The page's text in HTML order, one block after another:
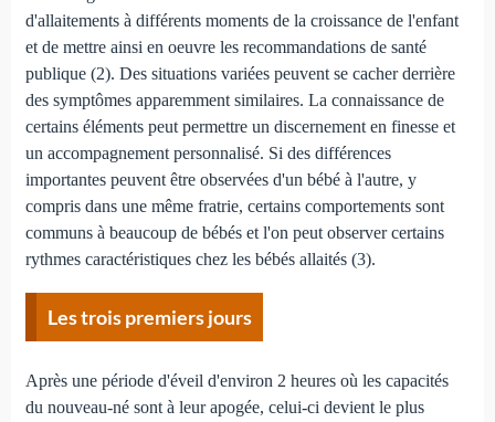
d'allaitements à différents moments de la croissance de l'enfant
et de mettre ainsi en oeuvre les recommandations de santé
publique (2). Des situations variées peuvent se cacher derrière
des symptômes apparemment similaires. La connaissance de
certains éléments peut permettre un discernement en finesse et
un accompagnement personnalisé. Si des différences
importantes peuvent être observées d'un bébé à l'autre, y
compris dans une même fratrie, certains comportements sont
communs à beaucoup de bébés et l'on peut observer certains
rythmes caractéristiques chez les bébés allaités (3).
Les trois premiers jours
Après une période d'éveil d'environ 2 heures où les capacités
du nouveau-né sont à leur apogée, celui-ci devient le plus